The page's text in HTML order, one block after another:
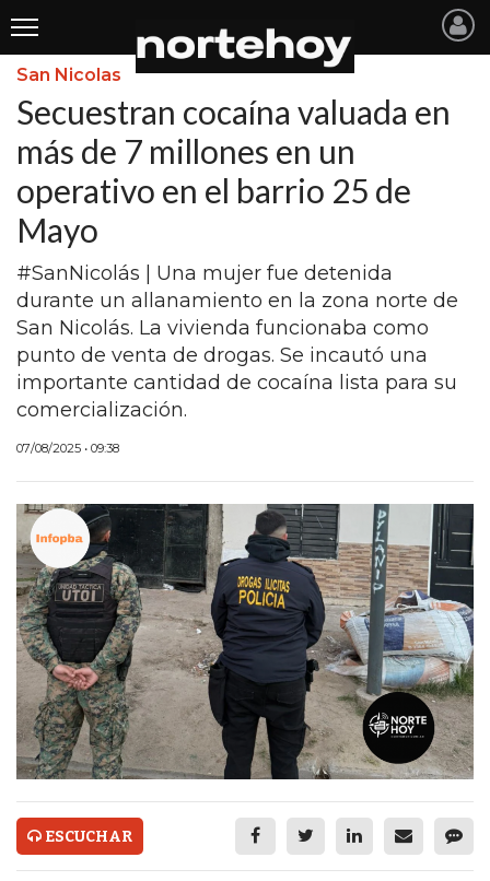
Últimas
Noticias
INICIO
NOTICIAS RECIENTES
SAN NICOLAS
RAMALLO
SAN PEDRO
PROVINCIA
PAIS
ULTIMAS NOTICIAS
TEMAS DESTACADOS
TECNOLOGÍA
SERVICIOS
PRONÓSTICO
HORÓSCOPO
QUÉ ES
CHANGUITO.COM.AR Y
San Nicolas
Secuestran cocaína valuada en
más de 7 millones en un
operativo en el barrio 25 de
Mayo
#SanNicolás | Una mujer fue detenida
durante un allanamiento en la zona norte de
San Nicolás. La vivienda funcionaba como
punto de venta de drogas. Se incautó una
importante cantidad de cocaína lista para su
comercialización.
07/08/2025 • 09:38
ESCUCHAR